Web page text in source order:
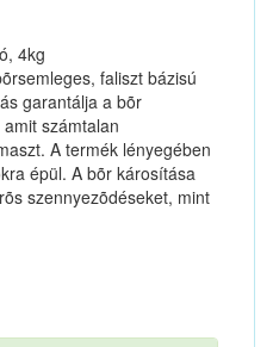
4kg
faliszt bázisú
garantálja a bõr
számtalan
A termék lényegében
épül. A bõr károsítása
szennyezõdéseket, mint